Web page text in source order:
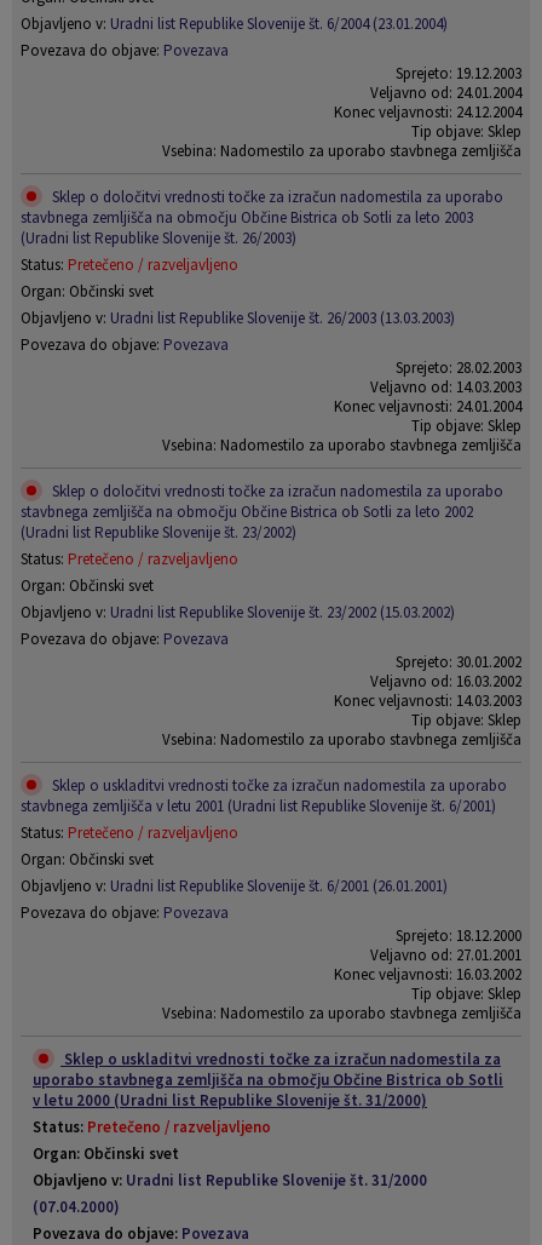
Objavljeno v: Uradni list Republike Slovenije št. 6/2004 (23.01.2004)
Povezava do objave: Povezava
Sprejeto: 19.12.2003
Veljavno od: 24.01.2004
Konec veljavnosti: 24.12.2004
Tip objave: Sklep
Vsebina: Nadomestilo za uporabo stavbnega zemljišča
Sklep o določitvi vrednosti točke za izračun nadomestila za uporabo
stavbnega zemljišča na območju Občine Bistrica ob Sotli za leto 2003
(Uradni list Republike Slovenije št. 26/2003)
Status: Pretečeno / razveljavljeno
Organ: Občinski svet
Objavljeno v: Uradni list Republike Slovenije št. 26/2003 (13.03.2003)
Povezava do objave: Povezava
Sprejeto: 28.02.2003
Veljavno od: 14.03.2003
Konec veljavnosti: 24.01.2004
Tip objave: Sklep
Vsebina: Nadomestilo za uporabo stavbnega zemljišča
Sklep o določitvi vrednosti točke za izračun nadomestila za uporabo
stavbnega zemljišča na območju Občine Bistrica ob Sotli za leto 2002
(Uradni list Republike Slovenije št. 23/2002)
Status: Pretečeno / razveljavljeno
Organ: Občinski svet
Objavljeno v: Uradni list Republike Slovenije št. 23/2002 (15.03.2002)
Povezava do objave: Povezava
Sprejeto: 30.01.2002
Veljavno od: 16.03.2002
Konec veljavnosti: 14.03.2003
Tip objave: Sklep
Vsebina: Nadomestilo za uporabo stavbnega zemljišča
Sklep o uskladitvi vrednosti točke za izračun nadomestila za uporabo
stavbnega zemljišča v letu 2001 (Uradni list Republike Slovenije št. 6/2001)
Status: Pretečeno / razveljavljeno
Organ: Občinski svet
Objavljeno v: Uradni list Republike Slovenije št. 6/2001 (26.01.2001)
Povezava do objave: Povezava
Sprejeto: 18.12.2000
Veljavno od: 27.01.2001
Konec veljavnosti: 16.03.2002
Tip objave: Sklep
Vsebina: Nadomestilo za uporabo stavbnega zemljišča
Sklep o uskladitvi vrednosti točke za izračun nadomestila za
uporabo stavbnega zemljišča na območju Občine Bistrica ob Sotli
v letu 2000 (Uradni list Republike Slovenije št. 31/2000)
Status: Pretečeno / razveljavljeno
Organ: Občinski svet
Objavljeno v: Uradni list Republike Slovenije št. 31/2000
(07.04.2000)
Povezava do objave: Povezava